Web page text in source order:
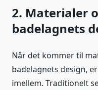
2. Materialer
badelagnets
Når det kommer til
badelagnets design,
imellem. Traditionelt